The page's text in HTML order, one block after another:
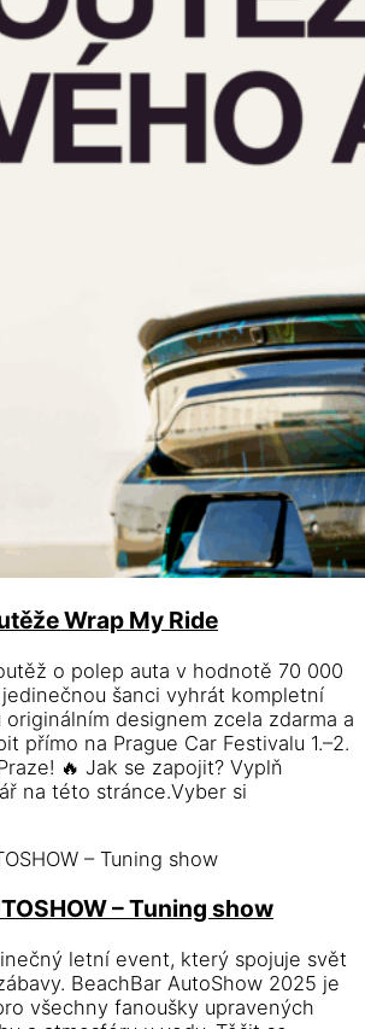
Wrap My Ride
o polep auta v hodnotě 70 000
jedinečnou šanci vyhrát kompletní
designem zcela zdarma a
přímo na Prague Car Festivalu 1.–2.
🔥 Jak se zapojit? Vyplň
na této stránce.Vyber si
– Tuning show
letní event, který spojuje svět
BeachBar AutoShow 2025 je
všechny fanoušky upravených